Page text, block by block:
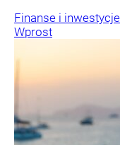
Finanse i inwestycje
Wprost